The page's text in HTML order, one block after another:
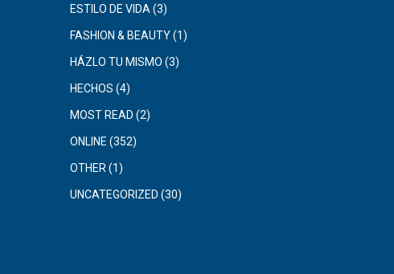
ESTILO DE VIDA(3)
FASHION & BEAUTY(1)
HÁZLO TU MISMO (3)
HECHOS (4)
MOST READ (2)
ONLINE (352)
OTHER(1)
UNCATEGORIZED (30)